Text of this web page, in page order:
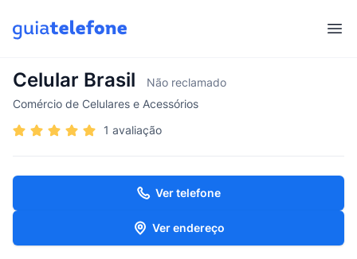
Celular Brasil
Não reclamado
Comércio de Celulares e Acessórios
1 avaliação
Ver telefone
Ver endereço